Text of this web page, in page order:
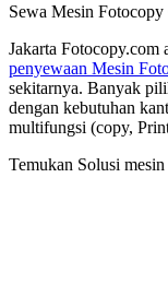
Sewa Mesin Fotocopy
Jakarta Fotocopy.com
penyewaan Mesin
sekitarnya. Banyak
dengan kebutuhan
multifungsi (copy,
Temukan Solusi